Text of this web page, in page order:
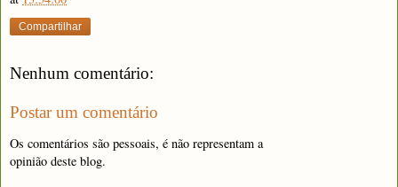
Compartilhar
Nenhum comentário:
Postar um comentário
Os comentários são pessoais, é não representam a
opinião deste blog.